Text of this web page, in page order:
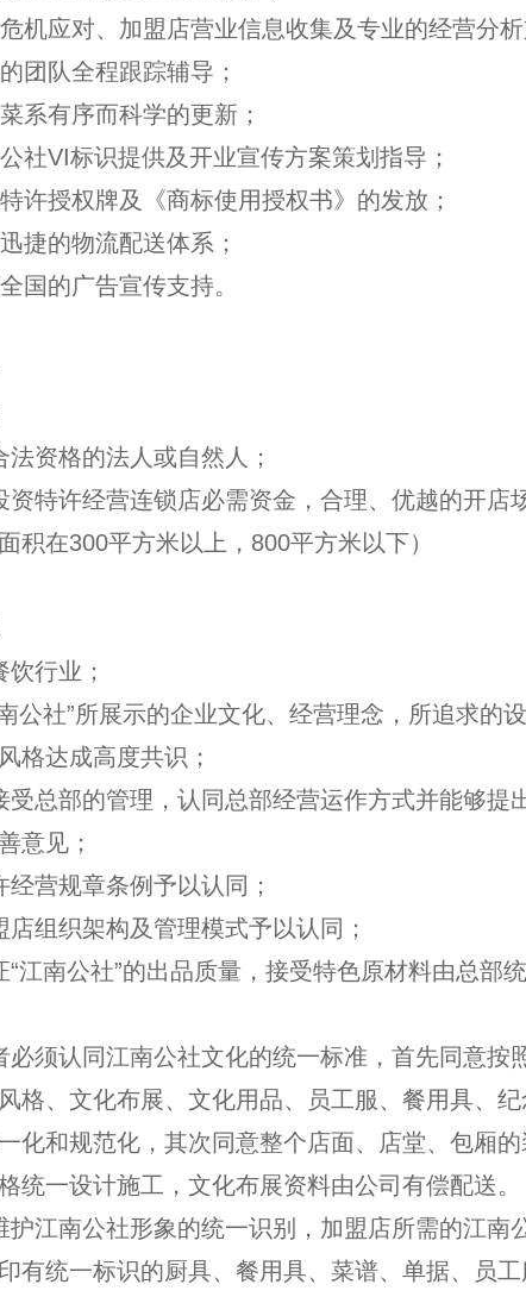
机应对、加盟店营业信息收集及专业的经营分
团队全程跟踪辅导；
系有序而科学的更新；
社VI标识提供及开业宣传方案策划指导；
许授权牌及《商标使用授权书》的发放；
捷的物流配送体系；
国的广告宣传支持。
法资格的法人或自然人；
资特许经营连锁店必需资金，合理、优越的开店
积在300平方米以上，800平方米以下）
行业；
公社”所展示的企业文化、经营理念，所追求的
格达成高度共识；
受总部的管理，认同总部经营运作方式并能够提
意见；
经营规章条例予以认同；
店组织架构及管理模式予以认同；
“江南公社”的出品质量，接受特色原材料由总部
必须认同江南公社文化的统一标准，首先同意按
格、文化布展、文化用品、员工服、餐用具、
化和规范化，其次同意整个店面、店堂、包厢
统一设计施工，文化布展资料由公司有偿配送。
护江南公社形象的统一识别，加盟店所需的江南
有统一标识的厨具、餐用具、菜谱、单据、员